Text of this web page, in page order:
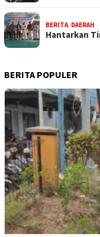
BERITA, DAERAH
Hantarkan
BERITA POPULER